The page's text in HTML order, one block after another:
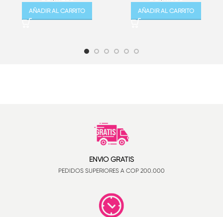
AÑADIR AL CARRITO AÑADIR AL CARRITO
ENVÍO GRATIS
PEDIDOS SUPERIORES A COP 200.000